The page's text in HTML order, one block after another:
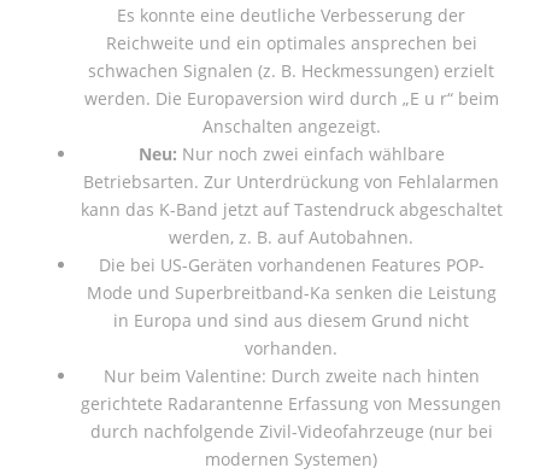
Es konnte eine deutliche Verbesserung der
Reichweite und ein optimales ansprechen bei
schwachen Signalen (z. B. Heckmessungen) erzielt
werden. Die Europaversion wird durch „E u r“ beim
Anschalten angezeigt.
Neu: Nur noch zwei einfach wählbare
Betriebsarten. Zur Unterdrückung von Fehlalarmen
kann das K-Band jetzt auf Tastendruck abgeschaltet
werden, z. B. auf Autobahnen.
Die bei US-Geräten vorhandenen Features POP-
Mode und Superbreitband-Ka senken die Leistung
in Europa und sind aus diesem Grund nicht
vorhanden.
Nur beim Valentine: Durch zweite nach hinten
gerichtete Radarantenne Erfassung von Messungen
durch nachfolgende Zivil-Videofahrzeuge (nur bei
modernen Systemen)